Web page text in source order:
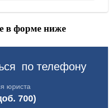
в форме ниже